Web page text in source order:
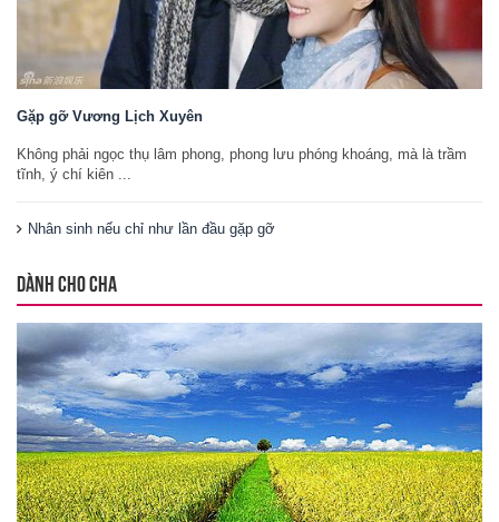
Gặp gỡ Vương Lịch Xuyên
Không phải ngọc thụ lâm phong, phong lưu phóng khoáng, mà là trầm
tĩnh, ý chí kiên ...
Nhân sinh nếu chỉ như lần đầu gặp gỡ
DÀNH CHO CHA